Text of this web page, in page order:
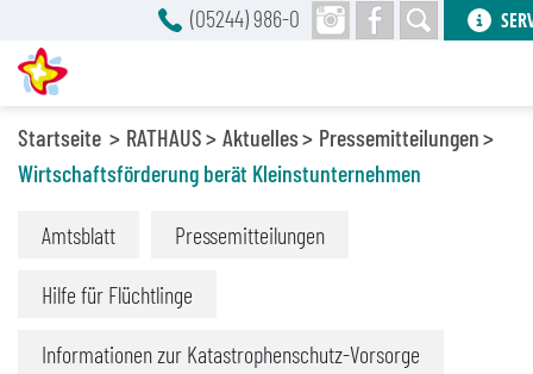
Startseite RATHAUS Aktuelles
Pressemitteilungen
Wirtschaftsförderung berät Kleinstunternehmen
Amtsblatt Pressemitteilungen
Hilfe für Flüchtlinge
Informationen zur Katastrophenschutz-Vorsorge
(05244) 986-0